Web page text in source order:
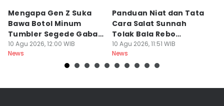
Mengapa Gen Z Suka
Bawa Botol Minum
Tumbler Segede Gaban
ke Meja Meeting? Ini
Fakta Uniknya
10 Agu 2026, 12:00 WIB
News
Panduan Niat dan Tata
Cara Salat Sunnah
Tolak Bala Rebo
Wekasan, Latin dan
Artinya
10 Agu 2026, 11:51 WIB
News